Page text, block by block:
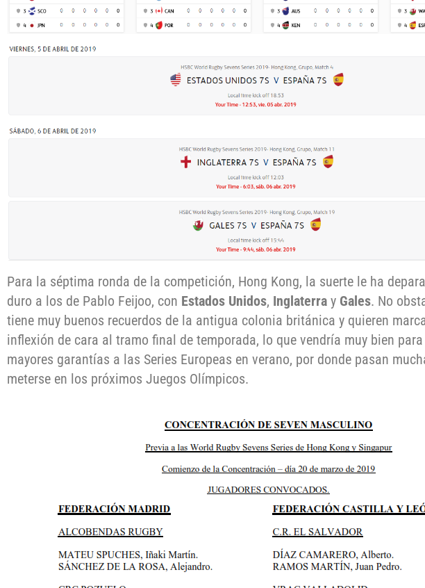
Para la séptima ronda de la competición, Hong Kong, la suerte le ha
duro a los de Pablo Feijoo, con Estados Unidos, Inglaterra y Gales. No
tiene muy buenos recuerdos de la antigua colonia británica y quieren
inflexión de cara al tramo final de temporada, lo que vendría muy bien
mayores garantías a las Series Europeas en verano, por donde pasan
meterse en los próximos Juegos Olímpicos.